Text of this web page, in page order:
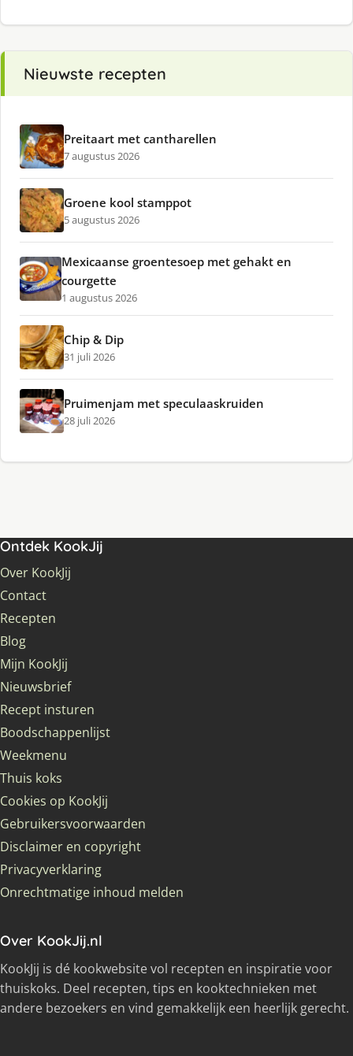
Nieuwste recepten
Preitaart met cantharellen
7 augustus 2026
Groene kool stamppot
5 augustus 2026
Mexicaanse groentesoep met gehakt en
courgette
1 augustus 2026
Chip & Dip
31 juli 2026
Pruimenjam met speculaaskruiden
28 juli 2026
Ontdek KookJij
Over KookJij
Contact
Recepten
Blog
Mijn KookJij
Nieuwsbrief
Recept insturen
Boodschappenlijst
Weekmenu
Thuis koks
Cookies op KookJij
Gebruikersvoorwaarden
Disclaimer en copyright
Privacyverklaring
Onrechtmatige inhoud melden
Over KookJij.nl
KookJij is dé kookwebsite vol recepten en inspiratie voor
thuiskoks. Deel recepten, tips en kooktechnieken met
andere bezoekers en vind gemakkelijk een heerlijk gerecht.